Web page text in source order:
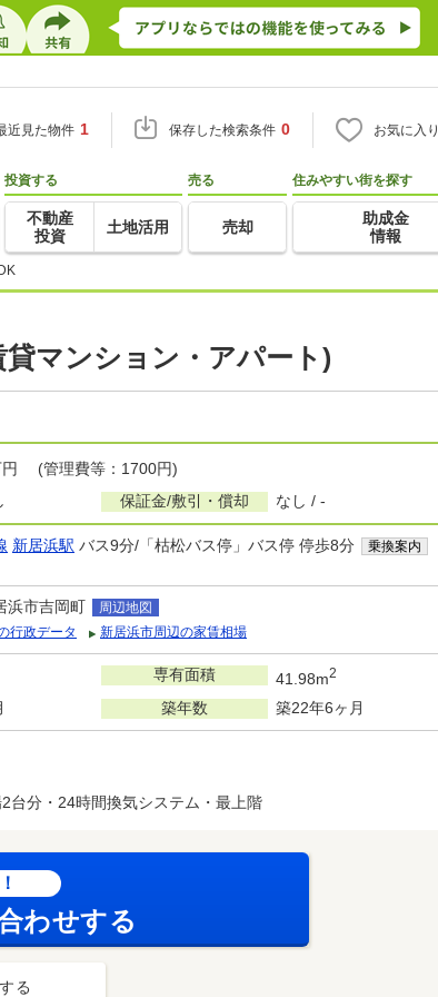
近見た物件 1 保存した検索条件 0 お気に入り
投資する
不動産
投資
土地活用
売る
売却
住みやすい街を探す
助成金
情報
マンション・アパート)
円 (管理費等：1700円)
保証金/敷引・償却 なし / -
新居浜駅 バス9分/「枯松バス停」バス停 停歩8分
乗換案内
浜市吉岡町
周辺地図
行政データ
新居浜市周辺の家賃相場
専有面積 41.98m2
築年数 築22年6ヶ月
台分・24時間換気システム・最上階
わせする
る